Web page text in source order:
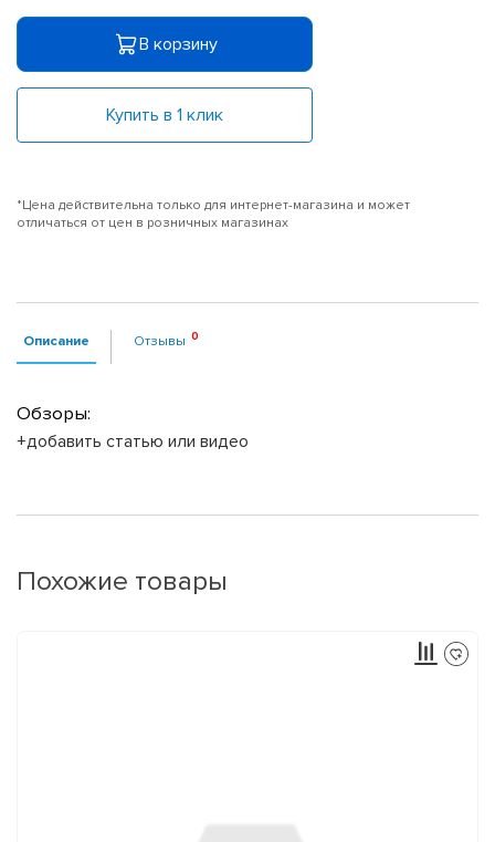
В корзину
Купить в 1 клик
*Цена действительна только для интернет-магазина и может
отличаться от цен в розничных магазинах
Описание Отзывы
Обзоры:
+добавить статью или видео
Похожие товары